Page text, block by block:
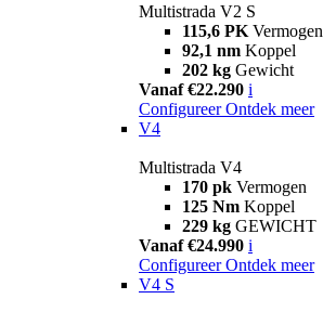
Multistrada V2 S
115,6 PK Vermogen
92,1 nm Koppel
202 kg Gewicht
Vanaf €22.290 i
Configureer Ontdek meer
V4
Multistrada V4
170 pk Vermogen
125 Nm Koppel
229 kg GEWICHT
Vanaf €24.990 i
Configureer Ontdek meer
V4 S